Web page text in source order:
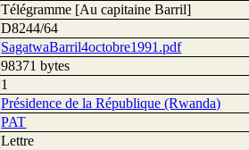
Télégramme [Au capitaine Barril]
D8244/64
SagatwaBarril4octobre1991.pdf
98371 bytes
1
Présidence de la République (Rwanda)
PAT
Lettre